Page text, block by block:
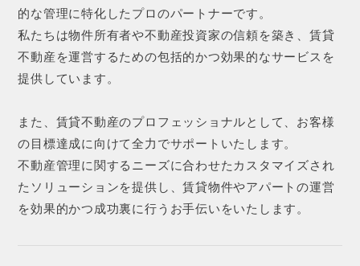
的な管理に特化したプロのパートナーです。
私たちは物件所有者や不動産投資家の信頼を築き、賃貸
不動産を運営するための包括的かつ効果的なサービスを
提供しています。
また、賃貸不動産のプロフェッショナルとして、お客様
の目標達成に向けて全力でサポートいたします。
不動産管理に関するニーズに合わせたカスタマイズされ
たソリューションを提供し、賃貸物件やアパートの運営
を効果的かつ成功裏に行うお手伝いをいたします。